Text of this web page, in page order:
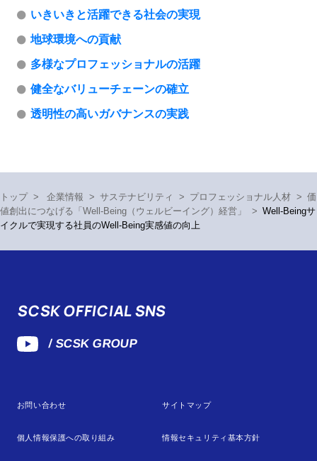
トップ > 企業情報 > サステナビリティ > プロフェッショナル人材 > 価
値創出につなげる「Well-Being（ウェルビーイング）経営」
> Well-Beingサ
イクルで実現する社員のWell-Being実感値の向上
いきいきと活躍できる社会の実現
地球環境への貢献
多様なプロフェッショナルの活躍
健全なバリューチェーンの確立
透明性の高いガバナンスの実践
SCSK OFFICIAL SNS
/ SCSK GROUP
お問い合わせ サイトマップ
個人情報保護への取り組み 情報セキュリティ基本方針